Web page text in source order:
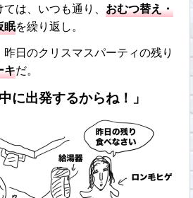
は、いつも通り、おむつ替え・
眠を繰り返し。
日のクリスマスパーティの残り
キだ。
に出発するからね！」